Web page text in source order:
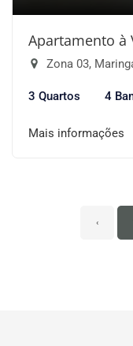
Apartamento à
Zona 03,
3 Quartos 4
Mais informações
‹